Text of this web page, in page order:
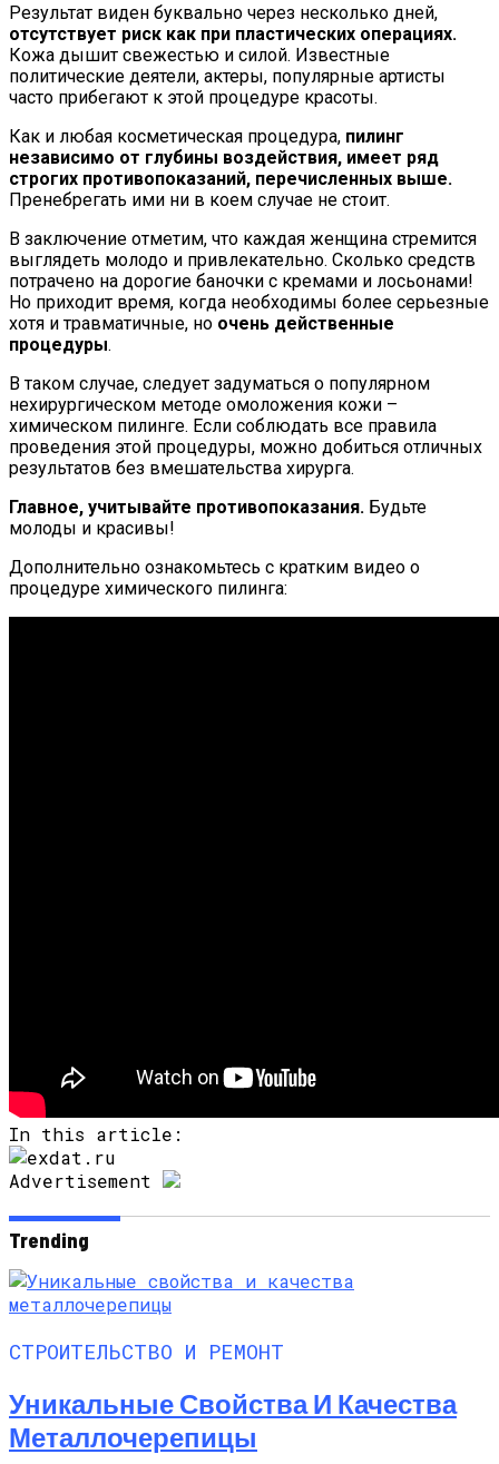
Результат виден буквально через несколько дней,
отсутствует риск как при пластических операциях.
Кожа дышит свежестью и силой. Известные
политические деятели, актеры, популярные артисты
часто прибегают к этой процедуре красоты.
Как и любая косметическая процедура, пилинг
независимо от глубины воздействия, имеет ряд
строгих противопоказаний, перечисленных выше.
Пренебрегать ими ни в коем случае не стоит.
В заключение отметим, что каждая женщина стремится
выглядеть молодо и привлекательно. Сколько средств
потрачено на дорогие баночки с кремами и лосьонами!
Но приходит время, когда необходимы более серьезные
хотя и травматичные, но очень действенные
процедуры.
В таком случае, следует задуматься о популярном
нехирургическом методе омоложения кожи –
химическом пилинге. Если соблюдать все правила
проведения этой процедуры, можно добиться отличных
результатов без вмешательства хирурга.
Главное, учитывайте противопоказания. Будьте
молоды и красивы!
Дополнительно ознакомьтесь с кратким видео о
процедуре химического пилинга:
In this article:
Advertisement
Trending
СТРОИТЕЛЬСТВО И РЕМОНТ
Уникальные Свойства И Качества
Металлочерепицы